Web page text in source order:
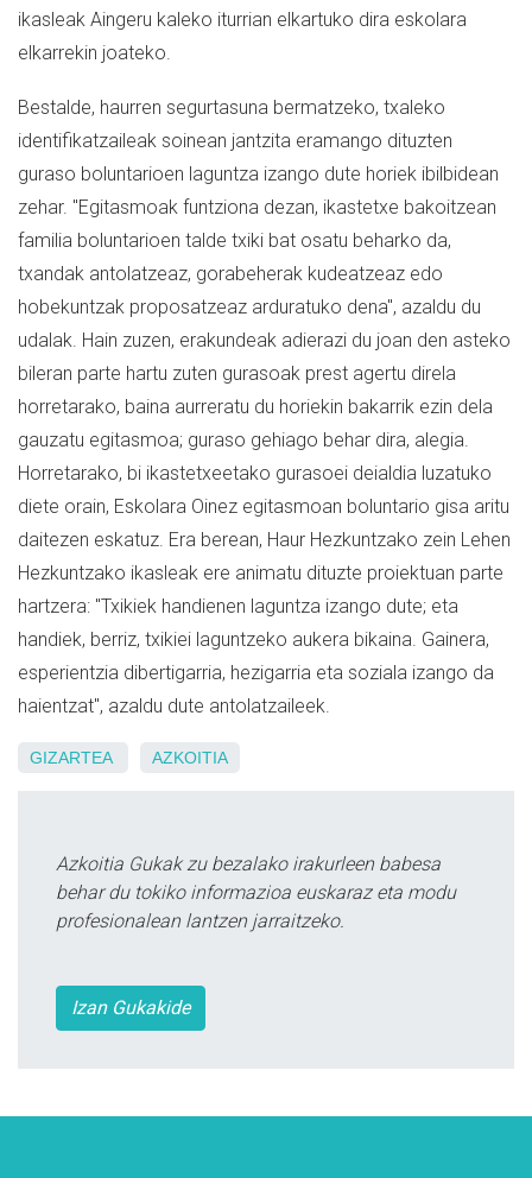
ikasleak Aingeru kaleko iturrian elkartuko dira eskolara
elkarrekin joateko.
Bestalde, haurren segurtasuna bermatzeko, txaleko
identifikatzaileak soinean jantzita eramango dituzten
guraso boluntarioen laguntza izango dute horiek ibilbidean
zehar. "Egitasmoak funtziona dezan, ikastetxe bakoitzean
familia boluntarioen talde txiki bat osatu beharko da,
txandak antolatzeaz, gorabeherak kudeatzeaz edo
hobekuntzak proposatzeaz arduratuko dena", azaldu du
udalak. Hain zuzen, erakundeak adierazi du joan den asteko
bileran parte hartu zuten gurasoak prest agertu direla
horretarako, baina aurreratu du horiekin bakarrik ezin dela
gauzatu egitasmoa; guraso gehiago behar dira, alegia.
Horretarako, bi ikastetxeetako gurasoei deialdia luzatuko
diete orain, Eskolara Oinez egitasmoan boluntario gisa aritu
daitezen eskatuz. Era berean, Haur Hezkuntzako zein Lehen
Hezkuntzako ikasleak ere animatu dituzte proiektuan parte
hartzera: "Txikiek handienen laguntza izango dute; eta
handiek, berriz, txikiei laguntzeko aukera bikaina. Gainera,
esperientzia dibertigarria, hezigarria eta soziala izango da
haientzat", azaldu dute antolatzaileek.
GIZARTEA AZKOITIA
Azkoitia Gukak zu bezalako irakurleen babesa
behar du tokiko informazioa euskaraz eta modu
profesionalean lantzen jarraitzeko.
Izan Gukakide